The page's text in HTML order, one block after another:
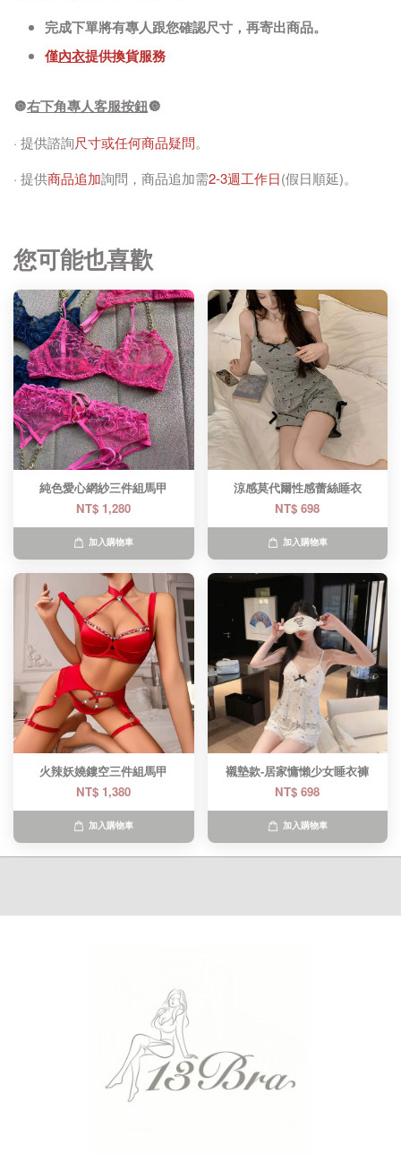
完成下單將有專人跟您確認尺寸，再寄出商品。
僅內衣提供換貨服務
🔘右下角專人客服按鈕🔘
· 提供諮詢尺寸或任何商品疑問。
· 提供商品追加詢問，商品追加需2-3週工作日(假日順延)。
您可能也喜歡
純色愛心網紗三件組馬甲
NT$ 1,280
加入購物車
涼感莫代爾性感蕾絲睡衣
NT$ 698
加入購物車
火辣妖嬈鏤空三件組馬甲
NT$ 1,380
加入購物車
襯墊款-居家慵懶少女睡衣褲
NT$ 698
加入購物車